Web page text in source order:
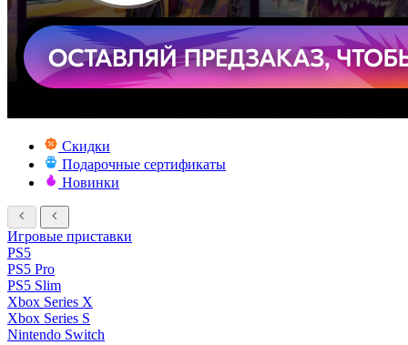
Скидки
Подарочные сертификаты
Новинки
Игровые приставки
PS5
PS5 Pro
PS5 Slim
Xbox Series X
Xbox Series S
Nintendo Switch